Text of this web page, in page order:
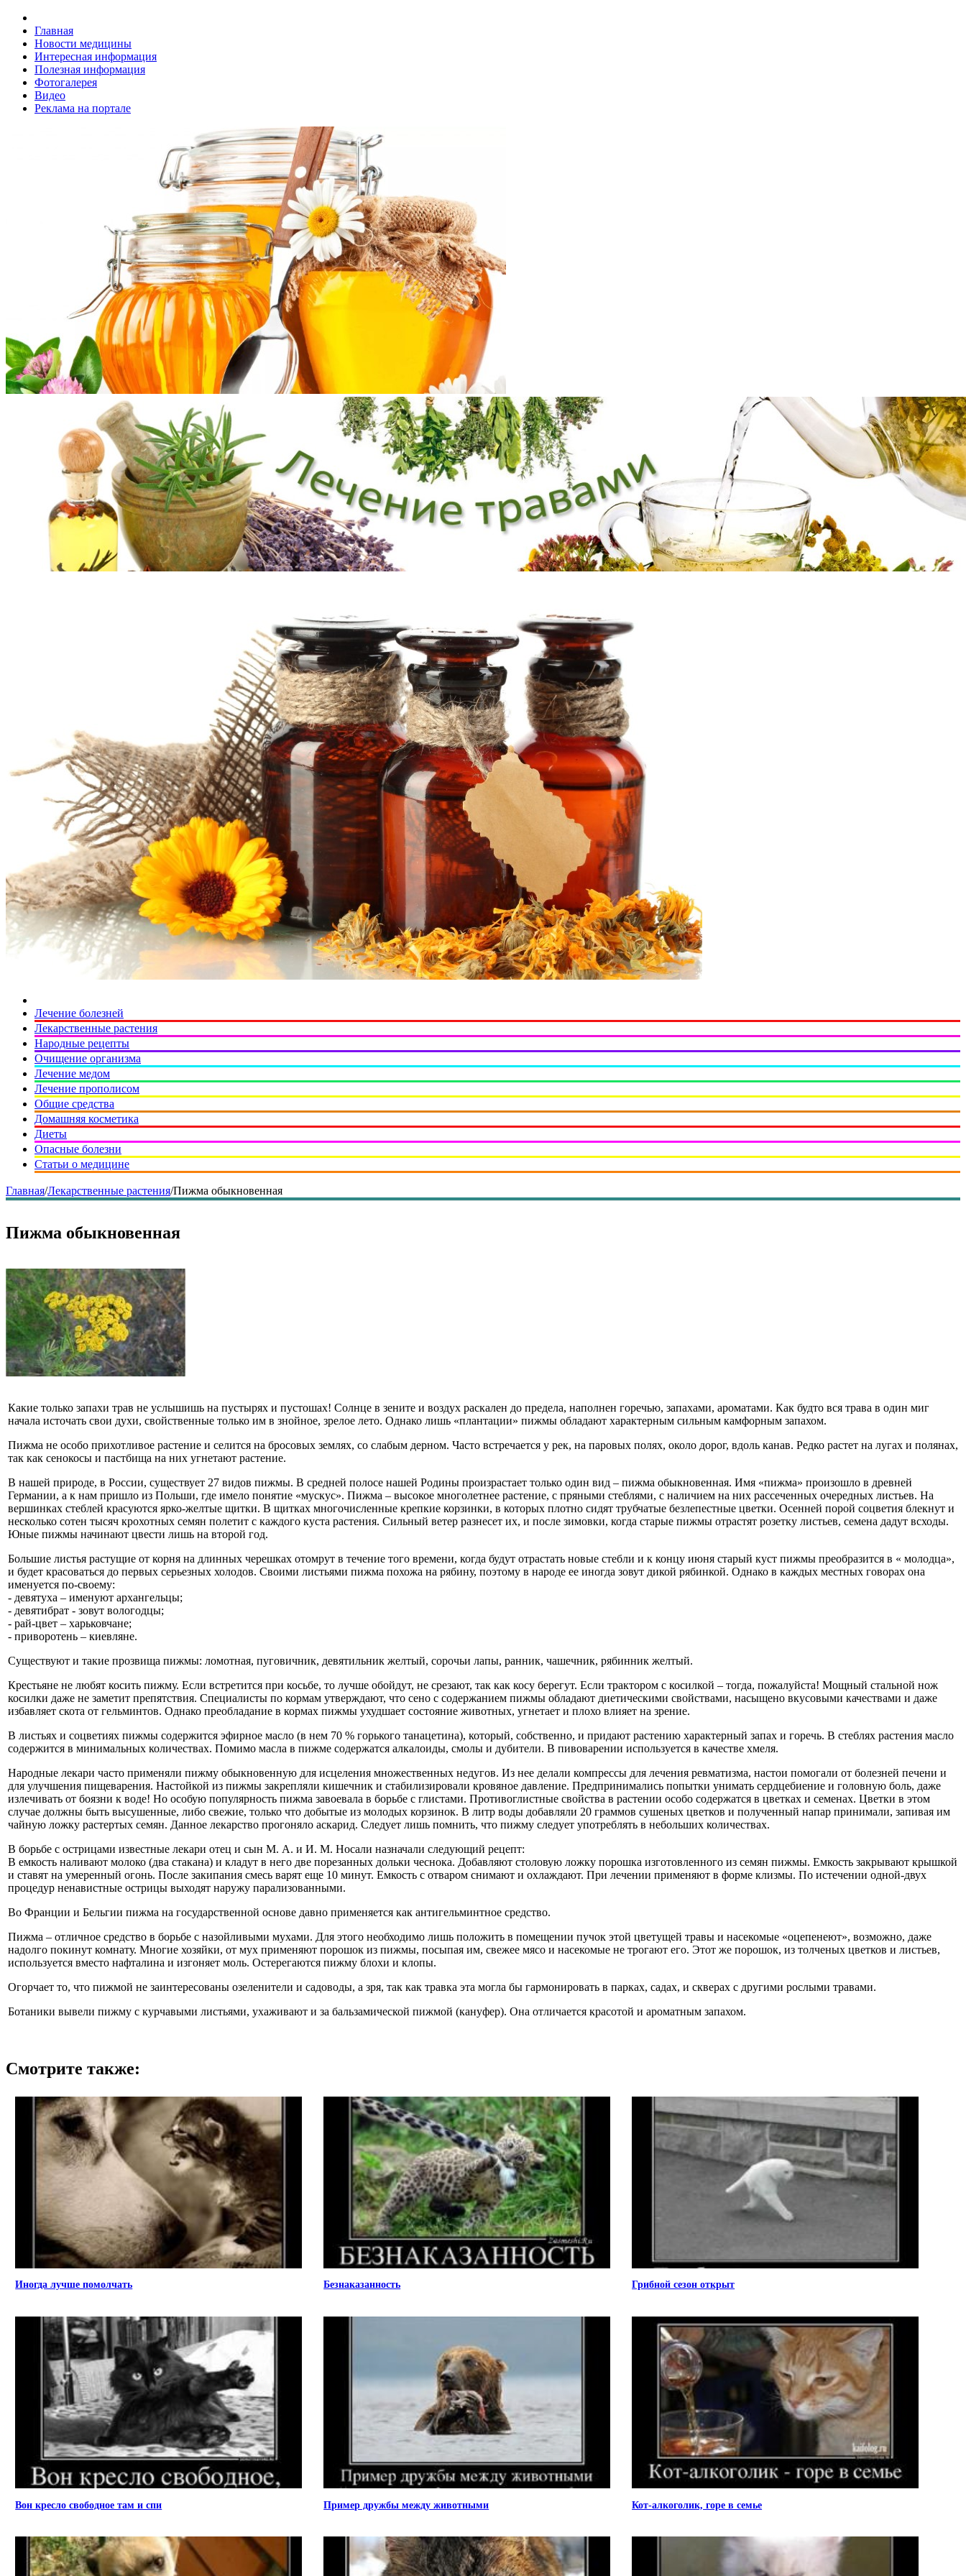
Главная
Новости медицины
Интересная информация
Полезная информация
Фотогалерея
Видео
Реклама на портале
Лечение болезней
Лекарственные растения
Народные рецепты
Очищение организма
Лечение медом
Лечение прополисом
Общие средства
Домашняя косметика
Диеты
Опасные болезни
Статьи о медицине
Главная/Лекарственные растения/Пижма обыкновенная
Пижма обыкновенная
Какие только запахи трав не услышишь на пустырях и пустошах! Солнце в зените и воздух раскален до предела, наполнен горечью, запахами, ароматами. Как будто вся трава в один миг
начала источать свои духи, свойственные только им в знойное, зрелое лето. Однако лишь «плантации» пижмы обладают характерным сильным камфорным запахом.
Пижма не особо прихотливое растение и селится на бросовых землях, со слабым дерном. Часто встречается у рек, на паровых полях, около дорог, вдоль канав. Редко растет на лугах и полянах,
так как сенокосы и пастбища на них угнетают растение.
В нашей природе, в России, существует 27 видов пижмы. В средней полосе нашей Родины произрастает только один вид – пижма обыкновенная. Имя «пижма» произошло в древней
Германии, а к нам пришло из Польши, где имело понятие «мускус». Пижма – высокое многолетнее растение, с пряными стеблями, с наличием на них рассеченных очередных листьев. На
вершинках стеблей красуются ярко-желтые щитки. В щитках многочисленные крепкие корзинки, в которых плотно сидят трубчатые безлепестные цветки. Осенней порой соцветия блекнут и
несколько сотен тысяч крохотных семян полетит с каждого куста растения. Сильный ветер разнесет их, и после зимовки, когда старые пижмы отрастят розетку листьев, семена дадут всходы.
Юные пижмы начинают цвести лишь на второй год.
Большие листья растущие от корня на длинных черешках отомрут в течение того времени, когда будут отрастать новые стебли и к концу июня старый куст пижмы преобразится в « молодца»,
и будет красоваться до первых серьезных холодов. Своими листьями пижма похожа на рябину, поэтому в народе ее иногда зовут дикой рябинкой. Однако в каждых местных говорах она
именуется по-своему:
- девятуха – именуют архангельцы;
- девятибрат - зовут вологодцы;
- рай-цвет – харьковчане;
- приворотень – киевляне.
Существуют и такие прозвища пижмы: ломотная, пуговичник, девятильник желтый, сорочьи лапы, ранник, чашечник, рябинник желтый.
Крестьяне не любят косить пижму. Если встретится при косьбе, то лучше обойдут, не срезают, так как косу берегут. Если трактором с косилкой – тогда, пожалуйста! Мощный стальной нож
косилки даже не заметит препятствия. Специалисты по кормам утверждают, что сено с содержанием пижмы обладают диетическими свойствами, насыщено вкусовыми качествами и даже
избавляет скота от гельминтов. Однако преобладание в кормах пижмы ухудшает состояние животных, угнетает и плохо влияет на зрение.
В листьях и соцветиях пижмы содержится эфирное масло (в нем 70 % горького танацетина), который, собственно, и придают растению характерный запах и горечь. В стеблях растения масло
содержится в минимальных количествах. Помимо масла в пижме содержатся алкалоиды, смолы и дубители. В пивоварении используется в качестве хмеля.
Народные лекари часто применяли пижму обыкновенную для исцеления множественных недугов. Из нее делали компрессы для лечения ревматизма, настои помогали от болезней печени и
для улучшения пищеварения. Настойкой из пижмы закрепляли кишечник и стабилизировали кровяное давление. Предпринимались попытки унимать сердцебиение и головную боль, даже
излечивать от боязни к воде! Но особую популярность пижма завоевала в борьбе с глистами. Противоглистные свойства в растении особо содержатся в цветках и семенах. Цветки в этом
случае должны быть высушенные, либо свежие, только что добытые из молодых корзинок. В литр воды добавляли 20 граммов сушеных цветков и полученный напар принимали, запивая им
чайную ложку растертых семян. Данное лекарство прогоняло аскарид. Следует лишь помнить, что пижму следует употреблять в небольших количествах.
В борьбе с острицами известные лекари отец и сын М. А. и И. М. Носали назначали следующий рецепт:
В емкость наливают молоко (два стакана) и кладут в него две порезанных дольки чеснока. Добавляют столовую ложку порошка изготовленного из семян пижмы. Емкость закрывают крышкой
и ставят на умеренный огонь. После закипания смесь варят еще 10 минут. Емкость с отваром снимают и охлаждают. При лечении применяют в форме клизмы. По истечении одной-двух
процедур ненавистные острицы выходят наружу парализованными.
Во Франции и Бельгии пижма на государственной основе давно применяется как антигельминтное средство.
Пижма – отличное средство в борьбе с назойливыми мухами. Для этого необходимо лишь положить в помещении пучок этой цветущей травы и насекомые «оцепенеют», возможно, даже
надолго покинут комнату. Многие хозяйки, от мух применяют порошок из пижмы, посыпая им, свежее мясо и насекомые не трогают его. Этот же порошок, из толченых цветков и листьев,
используется вместо нафталина и изгоняет моль. Остерегаются пижму блохи и клопы.
Огорчает то, что пижмой не заинтересованы озеленители и садоводы, а зря, так как травка эта могла бы гармонировать в парках, садах, и скверах с другими рослыми травами.
Ботаники вывели пижму с курчавыми листьями, ухаживают и за бальзамической пижмой (кануфер). Она отличается красотой и ароматным запахом.
Смотрите также:
Иногда лучше помолчать Безнаказанность Грибной сезон открыт
Вон кресло свободное там и спи Пример дружбы между животными Кот-алкоголик, горе в семье